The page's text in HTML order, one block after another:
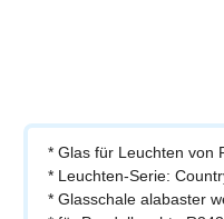
* Glas für Leuchten von
* Leuchten-Serie:
* Glasschale alabaster